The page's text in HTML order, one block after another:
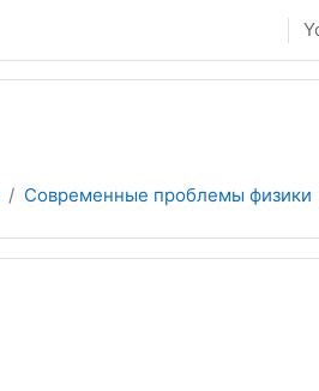
Современные проблемы физики